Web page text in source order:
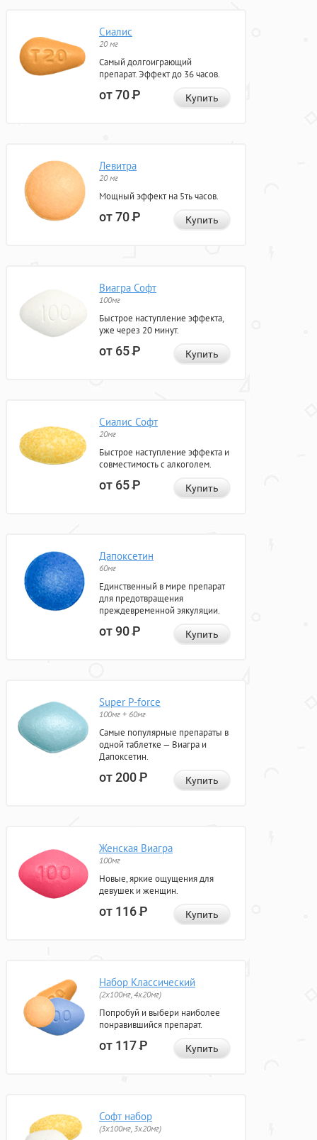
Сиалис
20 мг
Самый долгоиграющий
препарат. Эффект до 36 часов.
от 70Р Купить
Левитра
20 мг
Мощный эффект на 5ть часов.
от 70Р Купить
Виагра Софт
100мг
Быстрое наступление эффекта,
уже через 20 минут.
от 65Р Купить
Сиалис Софт
20мг
Быстрое наступление эффекта и
совместимость с алкоголем.
от 65Р Купить
Дапоксетин
60мг
Единственный в мире препарат
для предотвращения
преждевременной эякуляции.
от 90Р Купить
Super P-force
100мг + 60мг
Самые популярные препараты в
одной таблетке — Виагра и
Дапоксетин.
от 200Р Купить
Женская Виагра
100мг
Новые, яркие ощущения для
девушек и женщин.
от 116Р Купить
Набор Классический
(2x100мг, 4x20мг)
Попробуй и выбери наиболее
понравившийся препарат.
от 117Р Купить
Софт набор
(3x100мг, 3x20мг)